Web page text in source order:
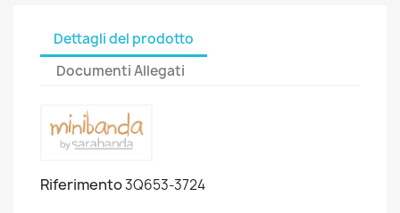
Dettagli del prodotto
Documenti Allegati
Riferimento3Q653-3724